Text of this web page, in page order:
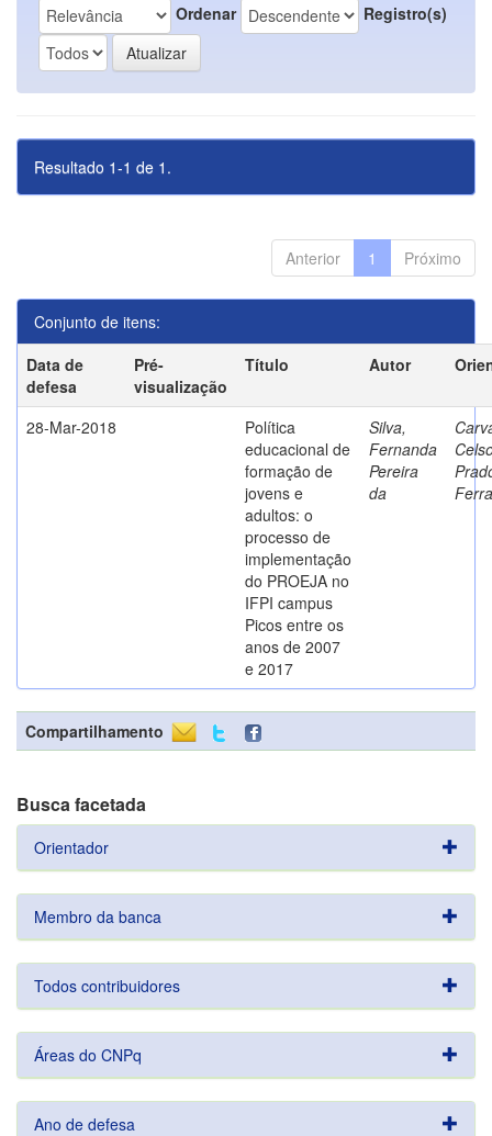
Ordenar
Registro(s)
Resultado 1-1 de 1.
Anterior 1 Próximo
Conjunto de itens:
Data de
defesa
Pré-
visualização
Título Autor
28-Mar-2018
Política
educacional de
formação de
jovens e
adultos: o
processo de
implementação
do PROEJA no
IFPI campus
Picos entre os
anos de 2007
e 2017
Silva,
Fernanda
Pereira
da
Compartilhamento
Busca facetada
Orientador
Membro da banca
Todos contribuidores
Áreas do CNPq
Ano de defesa